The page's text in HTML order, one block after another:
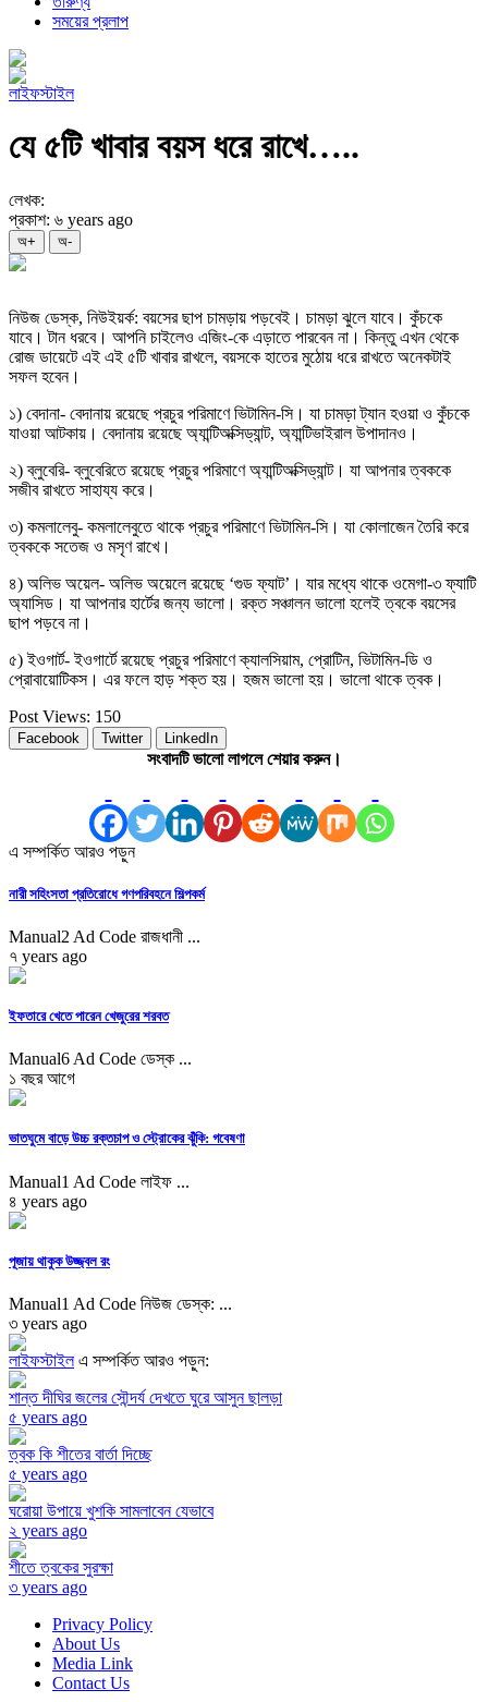
সময়ের প্রলাপ
লাইফস্টাইল
যে ৫টি খাবার বয়স ধরে রাখে…..
লেখক:
প্রকাশ: ৬ years ago
অ+ অ-
নিউজ ডেস্ক, নিউইয়র্ক: বয়সের ছাপ চামড়ায় পড়বেই। চামড়া ঝুলে যাবে। কুঁচকে
যাবে। টান ধরবে। আপনি চাইলেও এজিং-কে এড়াতে পারবেন না। কিন্তু এখন থেকে
রোজ ডায়েটে এই এই ৫টি খাবার রাখলে, বয়সকে হাতের মুঠোয় ধরে রাখতে অনেকটাই
সফল হবেন।
১) বেদানা- বেদানায় রয়েছে প্রচুর পরিমাণে ভিটামিন-সি। যা চামড়া ট্যান হওয়া ও কুঁচকে
যাওয়া আটকায়। বেদানায় রয়েছে অ্যান্টিঅক্সিড্যান্ট, অ্যান্টিভাইরাল উপাদানও।
২) ব্লুবেরি- ব্লুবেরিতে রয়েছে প্রচুর পরিমাণে অ্যান্টিঅক্সিড্যান্ট। যা আপনার ত্বককে
সজীব রাখতে সাহায্য করে।
৩) কমলালেবু- কমলালেবুতে থাকে প্রচুর পরিমাণে ভিটামিন-সি। যা কোলাজেন তৈরি করে
ত্বককে সতেজ ও মসৃণ রাখে।
৪) অলিভ অয়েল- অলিভ অয়েলে রয়েছে ‘গুড ফ্যাট’। যার মধ্যে থাকে ওমেগা-৩ ফ্যাটি
অ্যাসিড। যা আপনার হার্টের জন্য ভালো। রক্ত সঞ্চালন ভালো হলেই ত্বকে বয়সের
ছাপ পড়বে না।
৫) ইওগার্ট- ইওগার্টে রয়েছে প্রচুর পরিমাণে ক্যালসিয়াম, প্রোটিন, ভিটামিন-ডি ও
প্রোবায়োটিকস। এর ফলে হাড় শক্ত হয়। হজম ভালো হয়। ভালো থাকে ত্বক।
Post Views: 150
Facebook Twitter LinkedIn
সংবাদটি ভালো লাগলে শেয়ার করুন।
এ সম্পর্কিত আরও পড়ুন
নারী সহিংসতা প্রতিরোধে গণপরিবহনে শিল্পকর্ম
Manual2 Ad Code রাজধানী ...
৭ years ago
ইফতারে খেতে পারেন খেজুরের শরবত
Manual6 Ad Code ডেস্ক ...
১ বছর আগে
ভাতঘুমে বাড়ে উচ্চ রক্তচাপ ও স্ট্রোকের ঝুঁকি: গবেষণা
Manual1 Ad Code লাইফ ...
৪ years ago
পূজায় থাকুক উজ্জ্বল রং
Manual1 Ad Code নিউজ ডেস্ক: ...
৩ years ago
লাইফস্টাইলএ সম্পর্কিত আরও পড়ুন:
শান্ত দীঘির জলের সৌন্দর্য দেখতে ঘুরে আসুন ছালড়া
৫ years ago
ত্বক কি শীতের বার্তা দিচ্ছে
৫ years ago
ঘরোয়া উপায়ে খুশকি সামলাবেন যেভাবে
২ years ago
শীতে ত্বকের সুরক্ষা
৩ years ago
Privacy Policy
About Us
Media Link
Contact Us